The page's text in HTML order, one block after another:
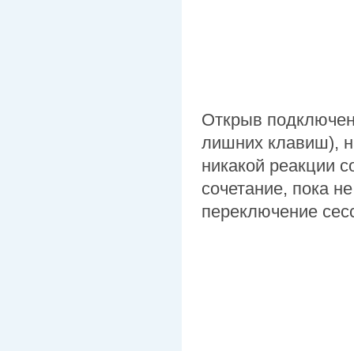
Открыв
лишних клавиш),
никакой реакции
сочетание, пока
переключение